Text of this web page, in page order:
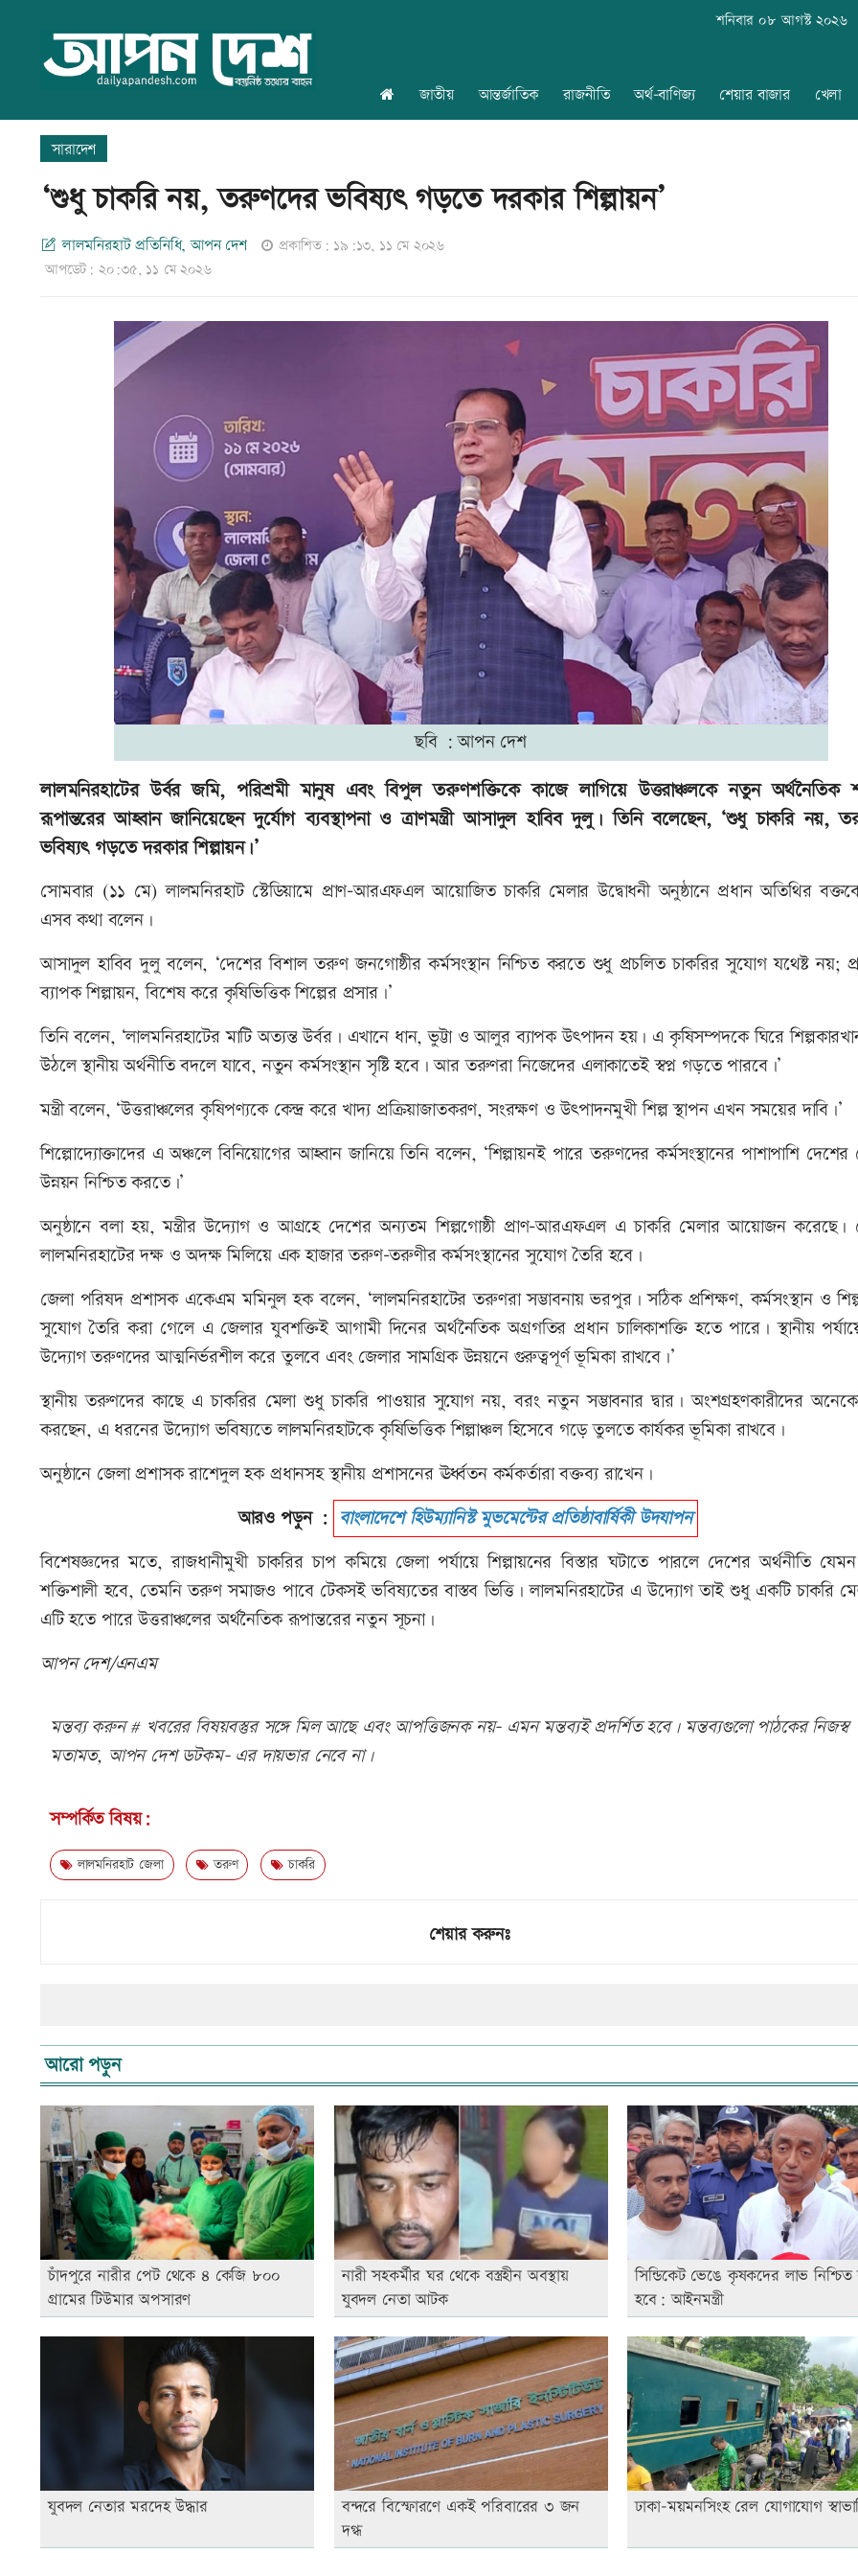
শনিবার ০৮ আগস্ট ২০২৬
জাতীয় আন্তর্জাতিক রাজনীতি অর্থ-বাণিজ্য শেয়ার বাজার খেলা
সারাদেশ
‘শুধু চাকরি নয়, তরুণদের ভবিষ্যৎ গড়তে দরকার শিল্পায়ন’
লালমনিরহাট প্রতিনিধি, আপন দেশ
প্রকাশিত: ১৯:১৩, ১১ মে ২০২৬
আপডেট: ২০:৩৫, ১১ মে ২০২৬
ছবি : আপন দেশ
লালমনিরহাটের উর্বর জমি, পরিশ্রমী মানুষ এবং বিপুল তরুণশক্তিকে কাজে লাগিয়ে উত্তরাঞ্চলকে নতুন অর্থনৈতিক
রূপান্তরের আহ্বান জানিয়েছেন দুর্যোগ ব্যবস্থাপনা ও ত্রাণমন্ত্রী আসাদুল হাবিব দুলু। তিনি বলেছেন, ‘শুধু চাকরি নয়,
ভবিষ্যৎ গড়তে দরকার শিল্পায়ন।’
সোমবার (১১ মে) লালমনিরহাট স্টেডিয়ামে প্রাণ-আরএফএল আয়োজিত চাকরি মেলার উদ্বোধনী অনুষ্ঠানে প্রধান অতিথির
এসব কথা বলেন।
আসাদুল হাবিব দুলু বলেন, ‘দেশের বিশাল তরুণ জনগোষ্ঠীর কর্মসংস্থান নিশ্চিত করতে শুধু প্রচলিত চাকরির সুযোগ যথেষ্ট নয়;
ব্যাপক শিল্পায়ন, বিশেষ করে কৃষিভিত্তিক শিল্পের প্রসার।’
তিনি বলেন, ‘লালমনিরহাটের মাটি অত্যন্ত উর্বর। এখানে ধান, ভুট্টা ও আলুর ব্যাপক উৎপাদন হয়। এ কৃষিসম্পদকে ঘিরে
উঠলে স্থানীয় অর্থনীতি বদলে যাবে, নতুন কর্মসংস্থান সৃষ্টি হবে। আর তরুণরা নিজেদের এলাকাতেই স্বপ্ন গড়তে পারবে।’
মন্ত্রী বলেন, ‘উত্তরাঞ্চলের কৃষিপণ্যকে কেন্দ্র করে খাদ্য প্রক্রিয়াজাতকরণ, সংরক্ষণ ও উৎপাদনমুখী শিল্প স্থাপন এখন সময়ের দাবি।’
শিল্পোদ্যোক্তাদের এ অঞ্চলে বিনিয়োগের আহ্বান জানিয়ে তিনি বলেন, ‘শিল্পায়নই পারে তরুণদের কর্মসংস্থানের পাশাপাশি
উন্নয়ন নিশ্চিত করতে।’
অনুষ্ঠানে বলা হয়, মন্ত্রীর উদ্যোগ ও আগ্রহে দেশের অন্যতম শিল্পগোষ্ঠী প্রাণ-আরএফএল এ চাকরি মেলার আয়োজন করেছে।
লালমনিরহাটের দক্ষ ও অদক্ষ মিলিয়ে এক হাজার তরুণ-তরুণীর কর্মসংস্থানের সুযোগ তৈরি হবে।
জেলা পরিষদ প্রশাসক একেএম মমিনুল হক বলেন, ‘লালমনিরহাটের তরুণরা সম্ভাবনায় ভরপুর। সঠিক প্রশিক্ষণ, কর্মসংস্থান ও
সুযোগ তৈরি করা গেলে এ জেলার যুবশক্তিই আগামী দিনের অর্থনৈতিক অগ্রগতির প্রধান চালিকাশক্তি হতে পারে। স্থানীয়
উদ্যোগ তরুণদের আত্মনির্ভরশীল করে তুলবে এবং জেলার সামগ্রিক উন্নয়নে গুরুত্বপূর্ণ ভূমিকা রাখবে।’
স্থানীয় তরুণদের কাছে এ চাকরির মেলা শুধু চাকরি পাওয়ার সুযোগ নয়, বরং নতুন সম্ভাবনার দ্বার। অংশগ্রহণকারীদের
করছেন, এ ধরনের উদ্যোগ ভবিষ্যতে লালমনিরহাটকে কৃষিভিত্তিক শিল্পাঞ্চল হিসেবে গড়ে তুলতে কার্যকর ভূমিকা রাখবে।
অনুষ্ঠানে জেলা প্রশাসক রাশেদুল হক প্রধানসহ স্থানীয় প্রশাসনের ঊর্ধ্বতন কর্মকর্তারা বক্তব্য রাখেন।
আরও পড়ুন : বাংলাদেশে হিউম্যানিস্ট মুভমেন্টের প্রতিষ্ঠাবার্ষিকী উদযাপন
বিশেষজ্ঞদের মতে, রাজধানীমুখী চাকরির চাপ কমিয়ে জেলা পর্যায়ে শিল্পায়নের বিস্তার ঘটাতে পারলে দেশের অর্থনীতি
শক্তিশালী হবে, তেমনি তরুণ সমাজও পাবে টেকসই ভবিষ্যতের বাস্তব ভিত্তি। লালমনিরহাটের এ উদ্যোগ তাই শুধু একটি চাকরি
এটি হতে পারে উত্তরাঞ্চলের অর্থনৈতিক রূপান্তরের নতুন সূচনা।
আপন দেশ/এনএম
মন্তব্য করুন # খবরের বিষয়বস্তুর সঙ্গে মিল আছে এবং আপত্তিজনক নয়- এমন মন্তব্যই প্রদর্শিত হবে। মন্তব্যগুলো পাঠকের নিজস্ব
মতামত, আপন দেশ ডটকম- এর দায়ভার নেবে না।
সম্পর্কিত বিষয়:
লালমনিরহাট জেলা তরুণ চাকরি
শেয়ার করুনঃ
আরো পড়ুন
চাঁদপুরে নারীর পেট থেকে ৪ কেজি ৮০০
গ্রামের টিউমার অপসারণ
নারী সহকর্মীর ঘর থেকে বস্ত্রহীন অবস্থায়
যুবদল নেতা আটক
সিন্ডিকেট ভেঙে কৃষকদের লাভ নিশ্চিত
হবে: আইনমন্ত্রী
যুবদল নেতার মরদেহ উদ্ধার
বন্দরে বিস্ফোরণে একই পরিবারের ৩ জন
দগ্ধ
ঢাকা-ময়মনসিংহ রেল যোগাযোগ